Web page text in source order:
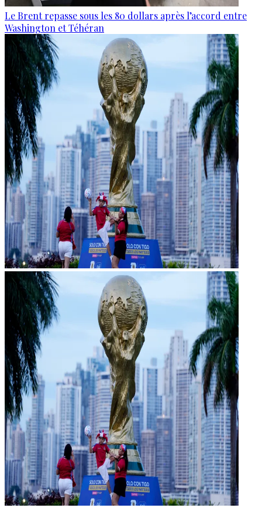
Le Brent repasse sous les 80 dollars après l’accord entre
Washington et Téhéran